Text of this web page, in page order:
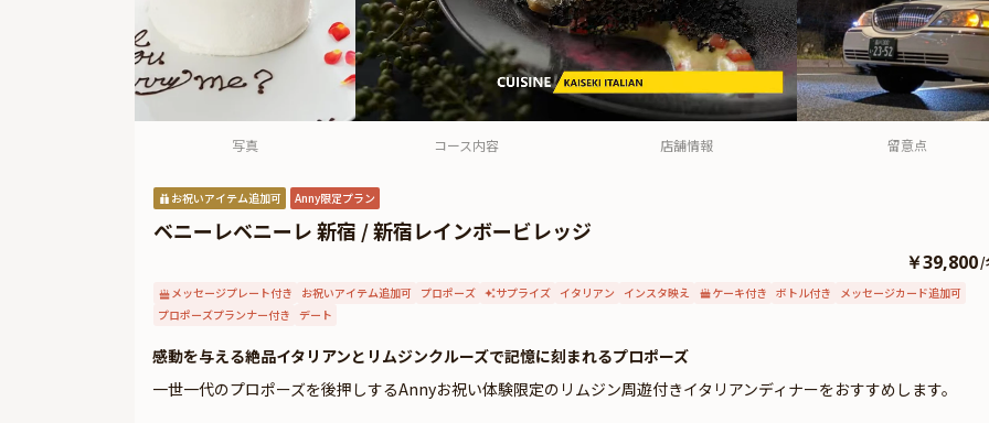
写真 コース内容 店舗情報 留意点
お祝いアイテム追加可 Anny限定プラン
ベニーレベニーレ 新宿 / 新宿レインボービレッジ
￥39,800/
メッセージプレート付き お祝いアイテム追加可 プロポーズ サプライズ イタリアン インスタ映え ケーキ付き ボトル付き
メッセージカード追加可
プロポーズプランナー付き デート
感動を与える絶品イタリアンとリムジンクルーズで記憶に刻まれるプロポーズ
一世一代のプロポーズを後押しするAnnyお祝い体験限定のリムジン周遊付きイタリアンディナーをおすすめします。